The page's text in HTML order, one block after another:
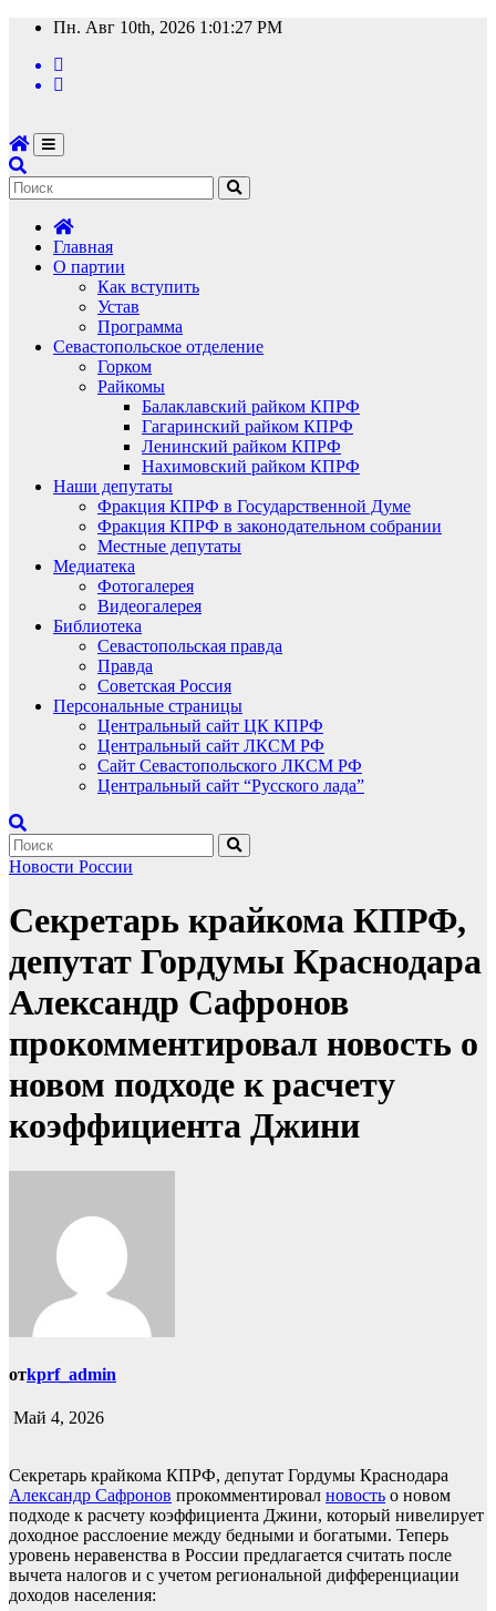
Перейти
содержимому
Пн. Авг 10th, 2026 1:01:28 PM
Главная
О партии
Как вступить
Устав
Программа
Севастопольское отделение
Горком
Райкомы
Балаклавский райком КПРФ
Гагаринский райком КПРФ
Ленинский райком КПРФ
Нахимовский райком КПРФ
Наши депутаты
Фракция КПРФ в Государственной Думе
Фракция КПРФ в законодательном собрании
Местные депутаты
Медиатека
Фотогалерея
Видеогалерея
Библиотека
Севастопольская правда
Правда
Советская Россия
Персональные страницы
Центральный сайт ЦК КПРФ
Центральный сайт ЛКСМ РФ
Сайт Севастопольского ЛКСМ РФ
Центральный сайт “Русского лада”
Новости России
Секретарь крайкома КПРФ,
депутат Гордумы Краснодара
Александр Сафронов
прокомментировал новость о
новом подходе к расчету
коэффициента Джини
отkprf_admin
Май 4, 2026
Секретарь крайкома КПРФ, депутат Гордумы Краснодара
Александр Сафронов прокомментировал новость о новом
подходе к расчету коэффициента Джини, который нивелирует
доходное расслоение между бедными и богатыми. Теперь
уровень неравенства в России предлагается считать после
вычета налогов и с учетом региональной дифференциации
доходов населения: